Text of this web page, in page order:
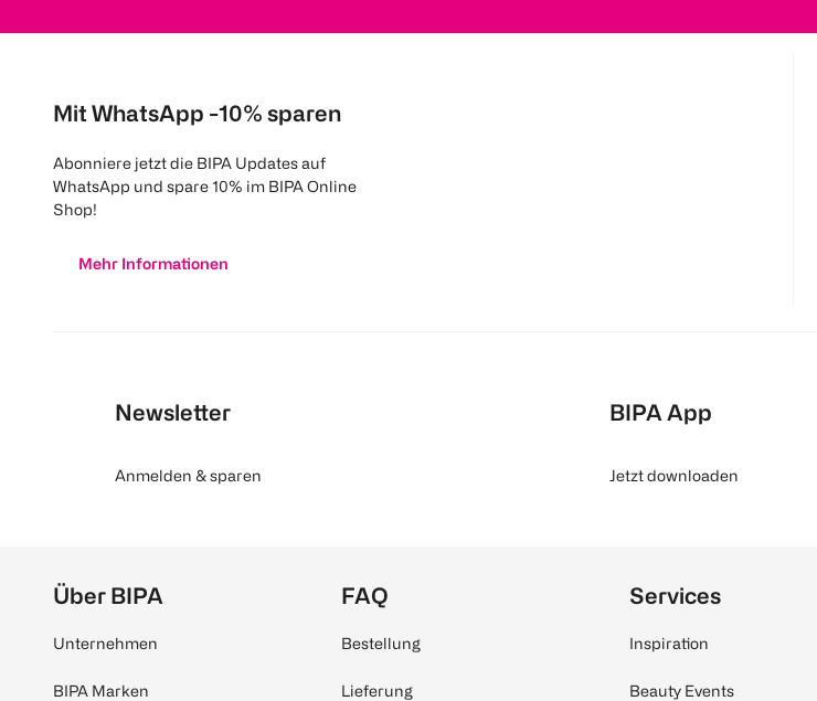
Mit WhatsApp -10% sparen
Abonniere jetzt die BIPA Updates auf
WhatsApp und spare 10% im BIPA Online
Shop!
Mehr Informationen
Newsletter
Anmelden & sparen
BIPA App
Jetzt downloaden
Über BIPA
Unternehmen
BIPA Marken
FAQ
Bestellung
Lieferung
Services
Inspiration
Beauty Events